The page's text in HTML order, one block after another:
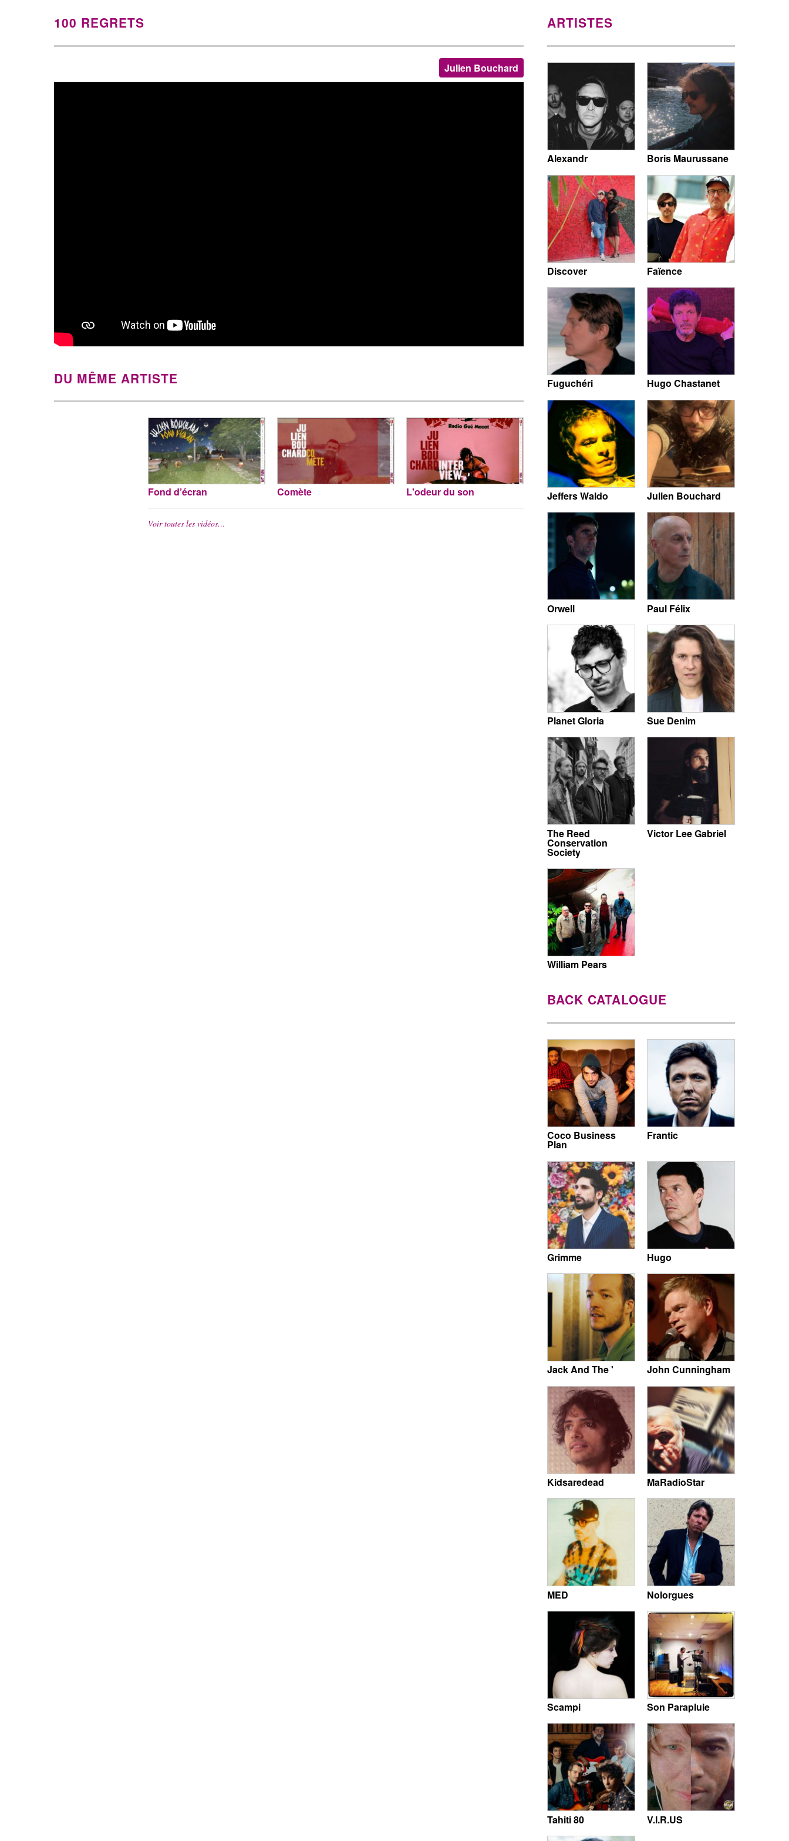
100 REGRETS
Julien Bouchard
DU MÊME ARTISTE
Fond d’écran Comète L'odeur du son
Voir toutes les vidéos…
ARTISTES
Alexandr Boris Maurussane
Discover Faïence
Fuguchéri Hugo Chastanet
Jeffers Waldo Julien Bouchard
Orwell Paul Félix
Planet Gloria Sue Denim
The Reed
Conservation
Society
Victor Lee Gabriel
William Pears
BACK CATALOGUE
Coco Business
Plan
Frantic
Grimme Hugo
Jack And The ' John Cunningham
Kidsaredead MaRadioStar
MED Nolorgues
Scampi Son Parapluie
Tahiti 80 V.I.R.US